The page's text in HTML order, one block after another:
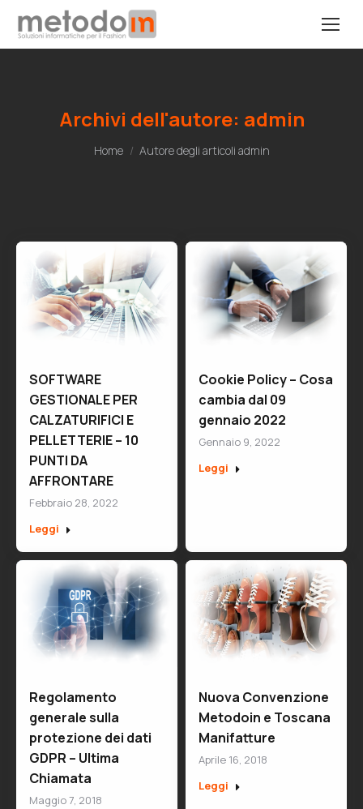
Archivi dell'autore: admin
Tu sei qui:
Home Autore degli articoli admin
SOFTWARE
GESTIONALE PER
CALZATURIFICI E
PELLETTERIE – 10
PUNTI DA
AFFRONTARE
Febbraio 28, 2022
Leggi
Cookie Policy – Cosa
cambia dal 09
gennaio 2022
Gennaio 9, 2022
Leggi
Regolamento
generale sulla
protezione dei dati
GDPR – Ultima
Chiamata
Maggio 7, 2018
Nuova Convenzione
Metodoin e Toscana
Manifatture
Aprile 16, 2018
Leggi